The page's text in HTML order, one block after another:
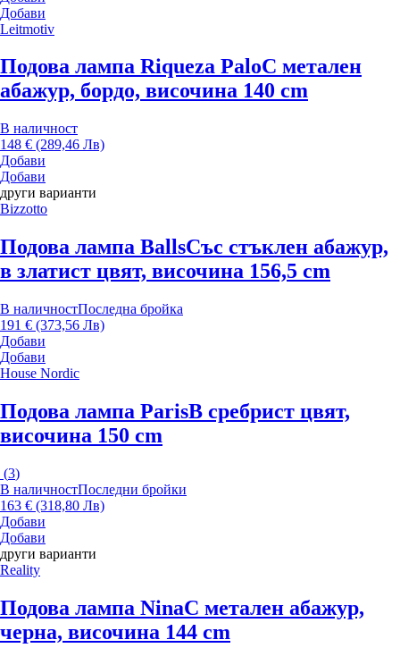
Добави
Leitmotiv
Подова лампа Riqueza PaloС метален
абажур, бордо, височина 140 cm
В наличност
148 € (289,46 Лв)
Добави
Добави
други варианти
Bizzotto
Подова лампа BallsСъс стъклен абажур,
в златист цвят, височина 156,5 cm
В наличностПоследна бройка
191 € (373,56 Лв)
Добави
Добави
House Nordic
Подова лампа ParisВ сребрист цвят,
височина 150 cm
(3)
В наличностПоследни бройки
163 € (318,80 Лв)
Добави
Добави
други варианти
Reality
Подова лампа NinaС метален абажур,
черна, височина 144 cm